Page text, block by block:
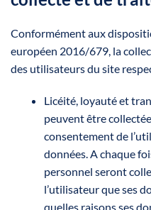
Conformément aux
européen 2016/679, la
des utilisateurs du site
Licéité, loyauté et
peuvent être
consentement de
données. A chaque
personnel seront
l’utilisateur que ses
quelles raisons ses